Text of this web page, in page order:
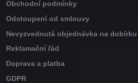
Obchodní podmínky
Odstoupení od smlouvy
Nevyzvednutá objednávka na dobírku
Reklamační řád
Doprava a platba
GDPR